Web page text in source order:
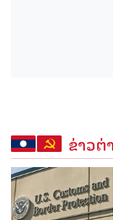
ຂ່າວຕ່